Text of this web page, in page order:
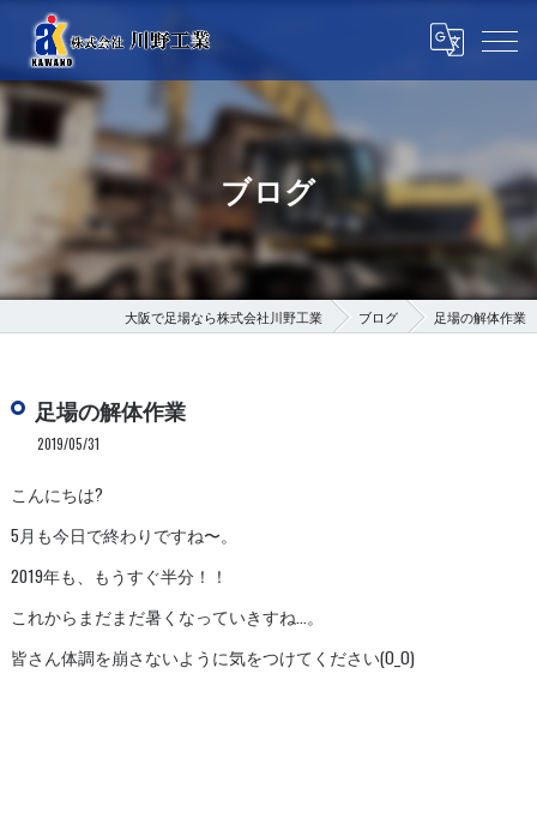
ブログ
大阪で足場なら株式会社川野工業 ブログ 足場の解体作業
足場の解体作業
2019/05/31
こんにちは?
5月も今日で終わりですね〜。
2019年も、もうすぐ半分！！
これからまだまだ暑くなっていきすね…。
皆さん体調を崩さないように気をつけてください(O_O)